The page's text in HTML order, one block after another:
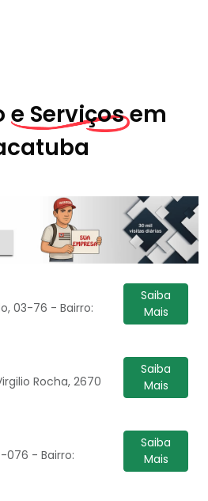
e Serviços em
03-76 - Bairro:
Saiba
Mais
Rocha, 2670
Saiba
Mais
076 - Bairro:
Saiba
Mais